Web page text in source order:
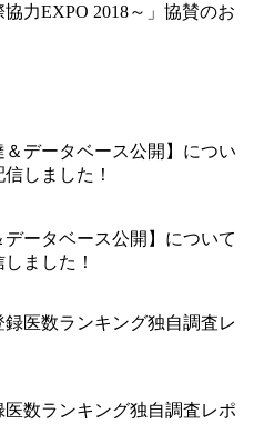
力EXPO 2018～」協賛のお
データベース公開】について
ました！
医数ランキング独⾃調査レポ